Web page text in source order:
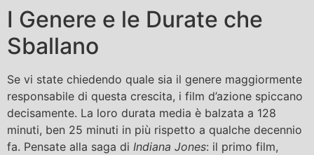
I Genere e le Durate che
Sballano
Se vi state chiedendo quale sia il genere maggiormente
responsabile di questa crescita, i film d’azione spiccano
decisamente. La loro durata media è balzata a 128
minuti, ben 25 minuti in più rispetto a qualche decennio
fa. Pensate alla saga di Indiana Jones: il primo film,